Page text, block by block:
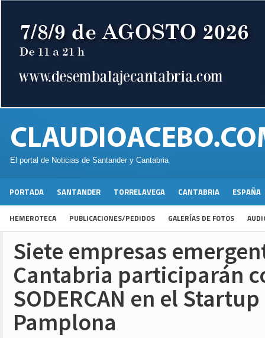
El portal de Noticias de Santander y Cantabria
PORTADA SANTANDER TORRELAVEGA CANTABRIA ESPAÑA
HEMEROTECA PUBLICACIONES/PEDIDOS GALERÍAS DE FOTOS
Siete empresas
Cantabria participarán
SODERCAN en el
Pamplona